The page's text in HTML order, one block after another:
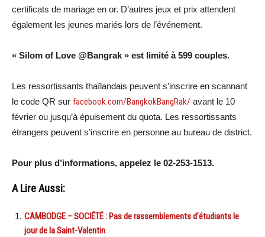
certificats de mariage en or. D’autres jeux et prix attendent
également les jeunes mariés lors de l’événement.
« Silom of Love @Bangrak » est limité à 599 couples.
Les ressortissants thaïlandais peuvent s’inscrire en scannant
le code QR sur facebook.com/BangkokBangRak/ avant le 10
février ou jusqu’à épuisement du quota. Les ressortissants
étrangers peuvent s’inscrire en personne au bureau de district.
Pour plus d’informations, appelez le 02-253-1513.
A Lire Aussi:
CAMBODGE – SOCIÉTÉ : Pas de rassemblements d’étudiants le
jour de la Saint-Valentin